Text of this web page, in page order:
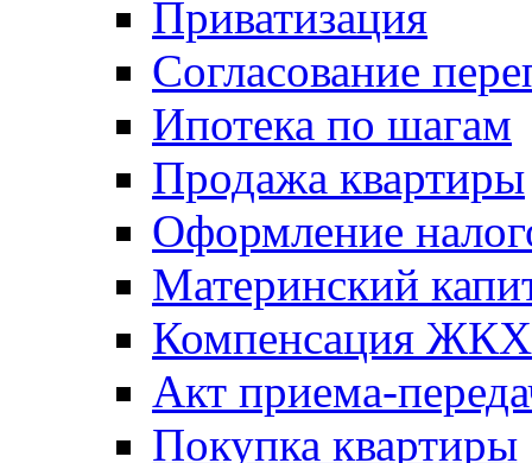
Приватизация
Согласование
Ипотека по шагам
Продажа квартиры
Оформление
Материнский
Компенсация ЖКХ
Акт приема-
Покупка квартиры